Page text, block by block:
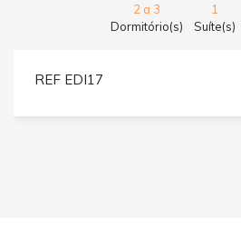
2 a 3
Dormitório(s)
1
Suíte(s)
REF EDI17